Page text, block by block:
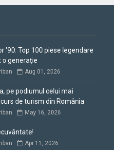
'90: Top 100 piese legendare
o generație
Aug 01, 2026
pe podiumul celui mai
de turism din România
May 16, 2026
Apr 11, 2026